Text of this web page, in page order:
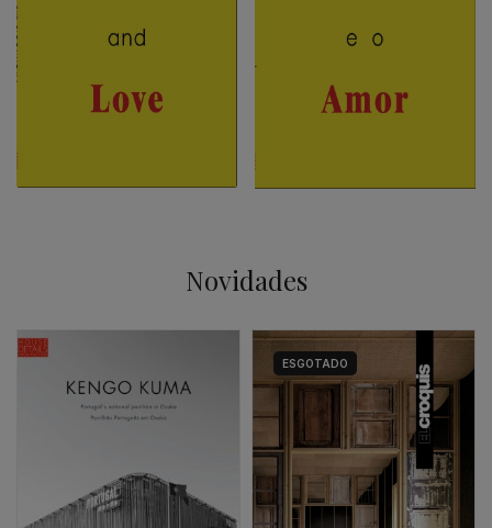
Novidades
ESGOTADO